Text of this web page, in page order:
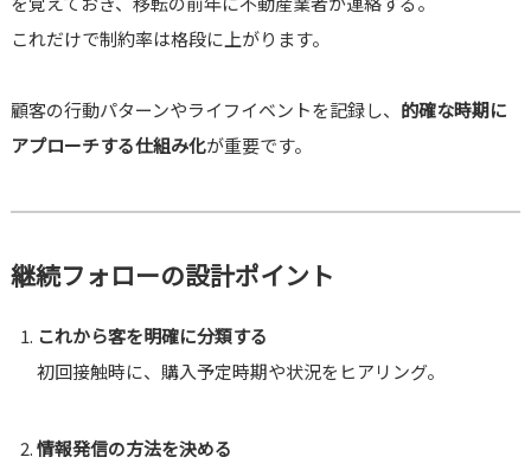
これだけで制約率は格段に上がります。
顧客の行動パターンやライフイベントを記録し、 的確な時期に
アプローチする仕組み化が重要です。
継続フォローの設計ポイント
これから客を明確に分類する
初回接触時に、購入予定時期や状況をヒアリング。
情報発信の方法を決める